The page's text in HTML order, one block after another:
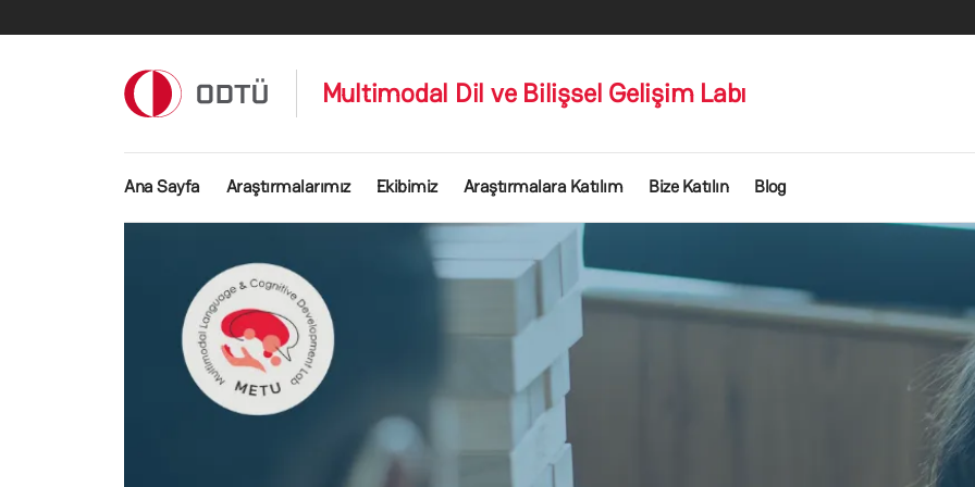
Multimodal Dil ve Bilişsel Gelişim Labı
Ana gezinti menüsü
Ana Sayfa Araştırmalarımız Ekibimiz Araştırmalara Katılım Bize Katılın Blog